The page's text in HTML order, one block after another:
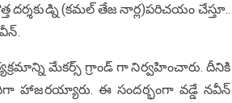
దర్శకుడ్ని (కమల్ తేజ నార్ల)పరిచయం చేస్తూ..
మేకర్స్ గ్రాండ్ గా నిర్వహించారు. దీనికి
హాజరయ్యారు. ఈ సందర్భంగా వడ్డే నవీన్